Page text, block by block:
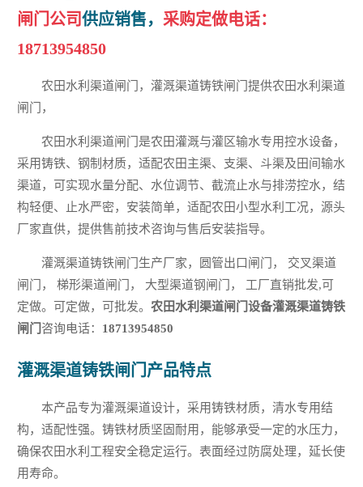
闸门公司供应销售，采购定做电话：
18713954850
农田水利渠道闸门，灌溉渠道铸铁闸门提供农田水利渠道
闸门，
农田水利渠道闸门是农田灌溉与灌区输水专用控水设备，
采用铸铁、钢制材质，适配农田主渠、支渠、斗渠及田间输水
渠道，可实现水量分配、水位调节、截流止水与排涝控水，结
构轻便、止水严密，安装简单，适配农田小型水利工况，源头
厂家直供，提供售前技术咨询与售后安装指导。
灌溉渠道铸铁闸门生产厂家，圆管出口闸门， 交叉渠道
闸门， 梯形渠道闸门， 大型渠道钢闸门， 工厂直销批发,可
定做。可定做，可批发。农田水利渠道闸门设备灌溉渠道铸铁
闸门 咨询电话： 18713954850
灌溉渠道铸铁闸门产品特点
本产品专为灌溉渠道设计，采用铸铁材质，清水专用结
构，适配性强。铸铁材质坚固耐用，能够承受一定的水压力，
确保农田水利工程安全稳定运行。表面经过防腐处理，延长使
用寿命。